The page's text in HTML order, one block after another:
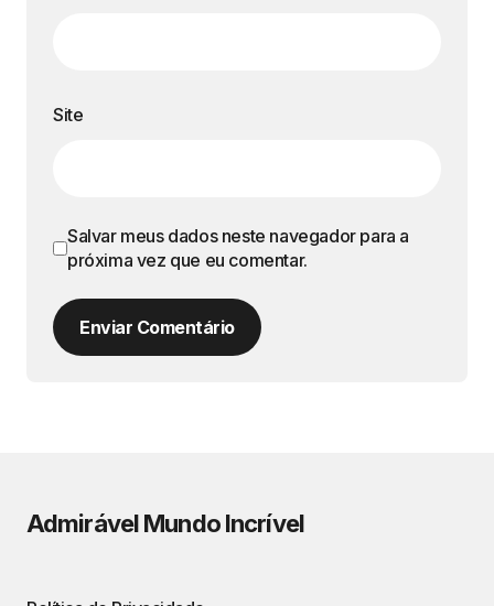
Site
Salvar meus dados neste navegador para a
próxima vez que eu comentar.
Enviar Comentário
Admirável Mundo Incrível